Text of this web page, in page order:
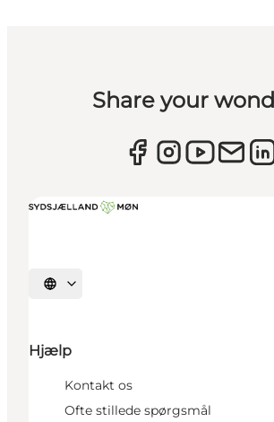
Share your
Vælg sprog
Hjælp
Kontakt os
Ofte stillede spørgsmål